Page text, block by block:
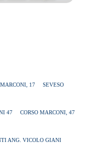
MARCONI, 17
SEVESO
47
CORSO MARCONI, 47
ANG. VICOLO GIANI